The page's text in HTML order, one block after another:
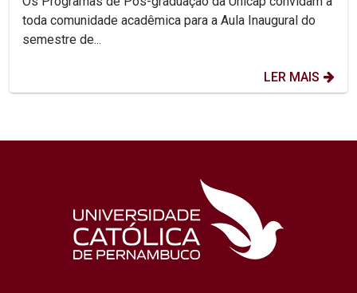
toda comunidade acadêmica para a Aula Inaugural do
semestre de...
LER MAIS